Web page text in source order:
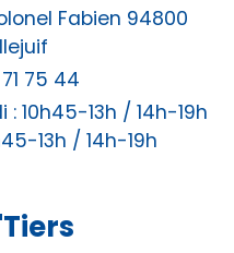
Fabien 94800
75 44
10h45-13h / 14h-19h
13h / 14h-19h